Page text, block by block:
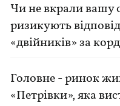
Чи не вкрали вашу
ризикують
«двійників» за
Головне - ринок
«Петрівки», яка